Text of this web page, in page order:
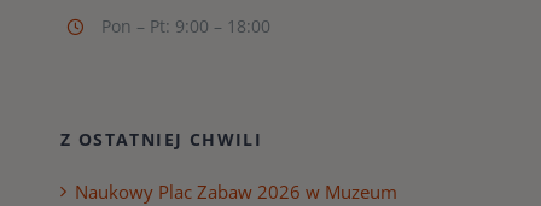
Pon – Pt: 9:00 – 18:00
Z OSTATNIEJ CHWILI
Naukowy Plac Zabaw 2026 w Muzeum